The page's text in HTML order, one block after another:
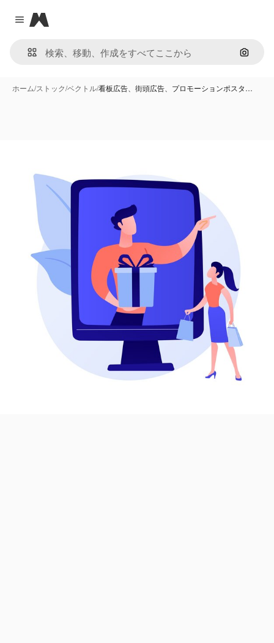
Close menu
Magnific
画像で
ホーム/ストック/ベクトル/看板広告、街頭広告、プロモーションポスタ…